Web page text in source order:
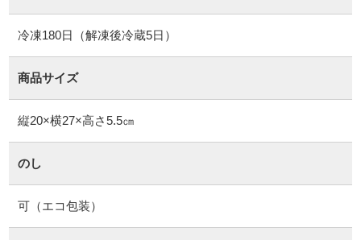
冷凍180日（解凍後冷蔵5日）
商品サイズ
縦20×横27×高さ5.5㎝
のし
可（エコ包装）